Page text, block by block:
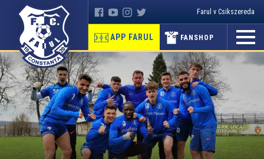
Farul v Csikszereda
APP FARUL FANSHOP